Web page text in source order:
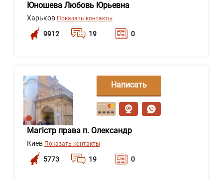
Юношева Любовь Юрьевна
Харьков Показать контакты
9912 19 0
Магістр права п. Олександр
Киев Показать контакты
5773 19 0
Написать
сообщение